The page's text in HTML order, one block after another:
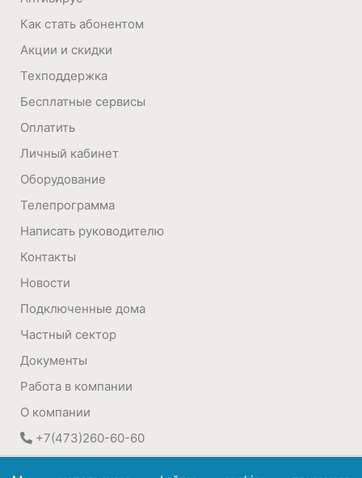
Как стать абонентом
Акции и скидки
Техподдержка
Бесплатные сервисы
Оплатить
Личный кабинет
Оборудование
Телепрограмма
Написать руководителю
Контакты
Новости
Подключенные дома
Частный сектор
Документы
Работа в компании
О компании
+7(473)260-60-60